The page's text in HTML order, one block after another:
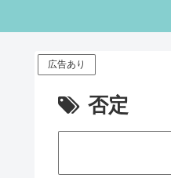
広告あり
否定